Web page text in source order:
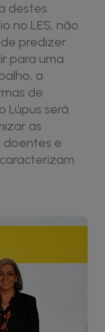
destes
no LES, não
predizer
para uma
a
de
Lúpus será
as
e